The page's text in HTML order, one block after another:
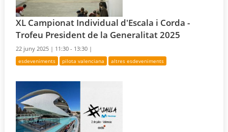
XL Campionat Individual d'Escala i Corda -
Trofeu President de la Generalitat 2025
22 juny 2025 | 11:30 - 13:30 |
esdeveniments pilota valenciana altres esdeveniments